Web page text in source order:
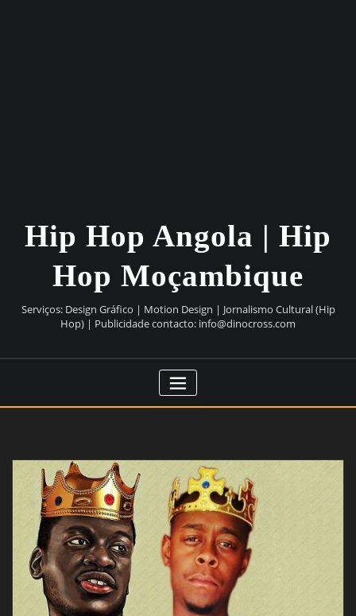
Hip Hop Angola | Hip
Hop Moçambique
Serviços: Design Gráfico | Motion Design | Jornalismo Cultural (Hip
Hop) | Publicidade contacto: info@dinocross.com